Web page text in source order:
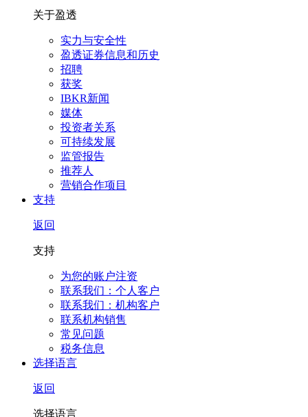
关于盈透
实力与安全性
盈透证券信息和历史
招聘
获奖
IBKR新闻
媒体
投资者关系
可持续发展
监管报告
推荐人
营销合作项目
支持
返回
支持
为您的账户注资
联系我们：个人客户
联系我们：机构客户
联系机构销售
常见问题
税务信息
选择语言
返回
选择语言